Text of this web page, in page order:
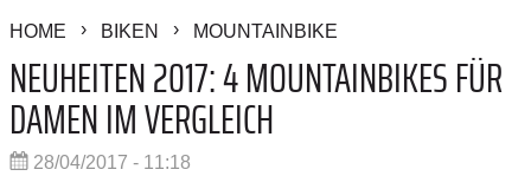
HOME BIKEN MOUNTAINBIKE
NEUHEITEN 2017: 4 MOUNTAINBIKES FÜR
DAMEN IM VERGLEICH
28/04/2017 - 11:18